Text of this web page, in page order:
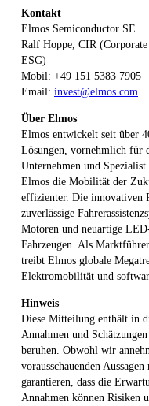
Kontakt
Elmos Semiconductor SE
Ralf Hoppe, CIR
ESG)
Mobil: +49 151 5383 7905
Email: invest@elmos.com
Über Elmos
Elmos entwickelt seit über
Lösungen, vornehmlich für
Unternehmen und
Elmos die Mobilität der
effizienter. Die innovativen
zuverlässige
Motoren und neuartige
Fahrzeugen. Als
treibt Elmos globale
Elektromobilität und
Hinweis
Diese Mitteilung enthält in
Annahmen und
beruhen. Obwohl wir
vorausschauenden
garantieren, dass die
Annahmen können Risiken